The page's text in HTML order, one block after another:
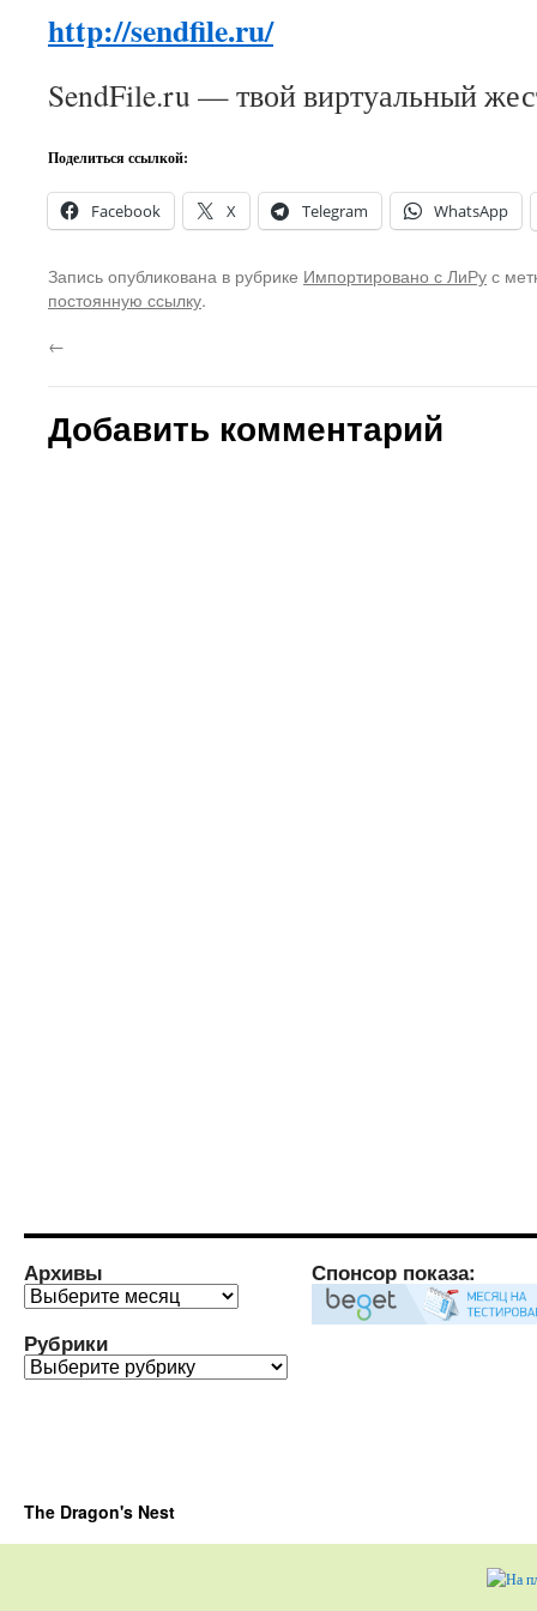
http://sendfile.ru/
SendFile.ru — твой виртуальный
Поделиться ссылкой:
Facebook X Telegram WhatsApp
Запись опубликована в рубрике Импортировано с ЛиРус
постоянную ссылку.
←
Добавить комментарий
Архивы
Архивы
Рубрики
Рубрики
Спонсор показа:
The Dragon's Nest